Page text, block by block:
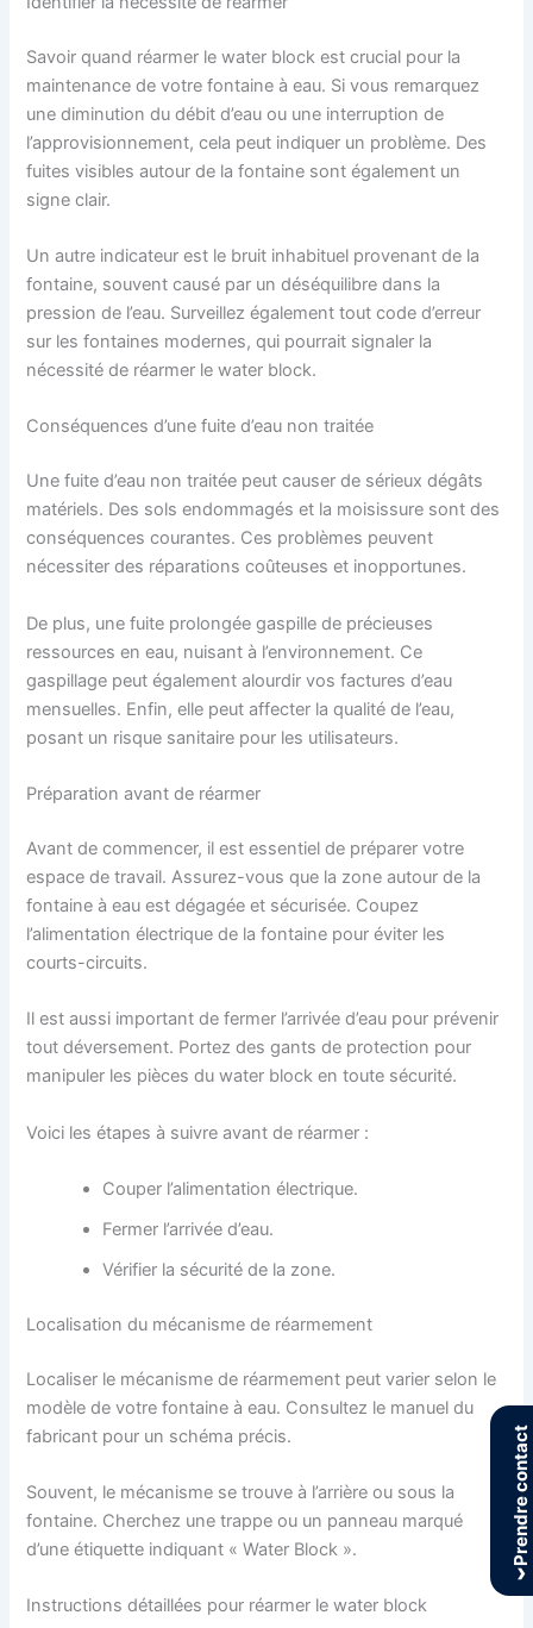
Savoir quand réarmer le water block est crucial pour la
maintenance de votre fontaine à eau. Si vous remarquez
une diminution du débit d’eau ou une interruption de
l’approvisionnement, cela peut indiquer un problème. Des
fuites visibles autour de la fontaine sont également un
signe clair.
Un autre indicateur est le bruit inhabituel provenant de la
fontaine, souvent causé par un déséquilibre dans la
pression de l’eau. Surveillez également tout code d’erreur
sur les fontaines modernes, qui pourrait signaler la
nécessité de réarmer le water block.
Conséquences d’une fuite d’eau non traitée
Une fuite d’eau non traitée peut causer de sérieux dégâts
matériels. Des sols endommagés et la moisissure sont des
conséquences courantes. Ces problèmes peuvent
nécessiter des réparations coûteuses et inopportunes.
De plus, une fuite prolongée gaspille de précieuses
ressources en eau, nuisant à l’environnement. Ce
gaspillage peut également alourdir vos factures d’eau
mensuelles. Enfin, elle peut affecter la qualité de l’eau,
posant un risque sanitaire pour les utilisateurs.
Préparation avant de réarmer
Avant de commencer, il est essentiel de préparer votre
espace de travail. Assurez-vous que la zone autour de la
fontaine à eau est dégagée et sécurisée. Coupez
l’alimentation électrique de la fontaine pour éviter les
courts-circuits.
Il est aussi important de fermer l’arrivée d’eau pour prévenir
tout déversement. Portez des gants de protection pour
manipuler les pièces du water block en toute sécurité.
Voici les étapes à suivre avant de réarmer :
Couper l’alimentation électrique.
Fermer l’arrivée d’eau.
Vérifier la sécurité de la zone.
Localisation du mécanisme de réarmement
Localiser le mécanisme de réarmement peut varier selon le
modèle de votre fontaine à eau. Consultez le manuel du
fabricant pour un schéma précis.
Souvent, le mécanisme se trouve à l’arrière ou sous la
fontaine. Cherchez une trappe ou un panneau marqué
d’une étiquette indiquant « Water Block ».
Instructions détaillées pour réarmer le water block
›
Prendre contact